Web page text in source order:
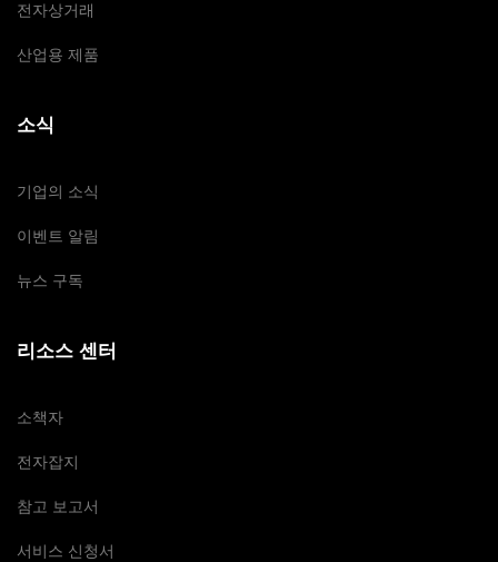
전자상거래
산업용 제품
소식
기업의 소식
이벤트 알림
뉴스 구독
리소스 센터
소책자
전자잡지
참고 보고서
서비스 신청서